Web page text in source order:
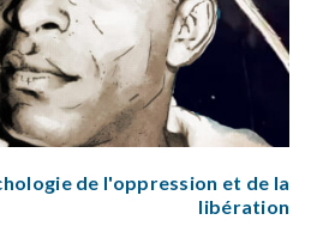
de l'oppression et de la
libération